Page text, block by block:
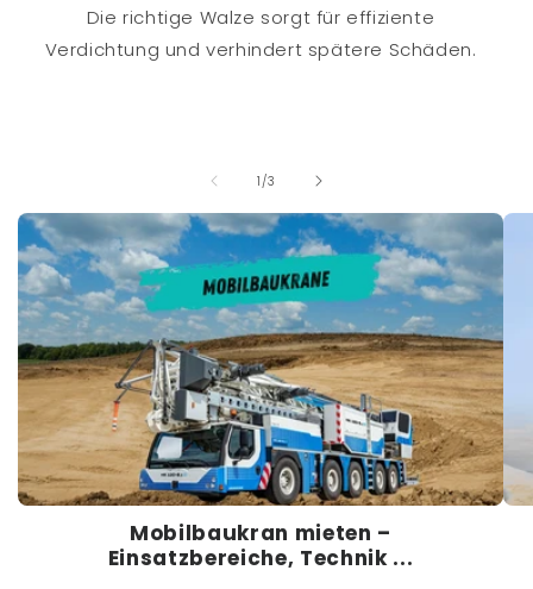
Die richtige Walze sorgt für effiziente
Verdichtung und verhindert spätere Schäden.
1 /von
3
Mobilbaukran mieten –
Einsatzbereiche, Technik ...